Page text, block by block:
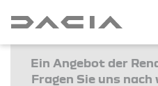
Ein Angebot der
Fragen Sie uns